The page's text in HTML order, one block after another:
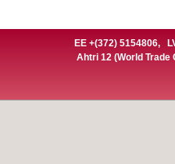
EE +(372) 5154806,
Ahtri 12 (World Trade